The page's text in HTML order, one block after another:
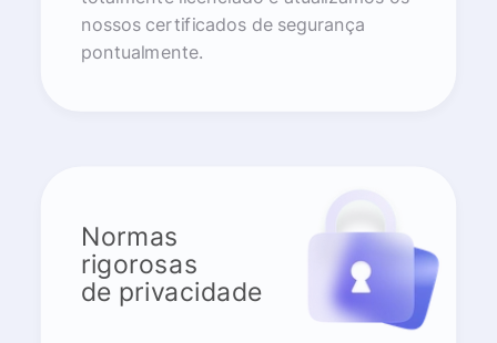
nossos certificados de segurança
pontualmente.
Normas
rigorosas
de privacidade